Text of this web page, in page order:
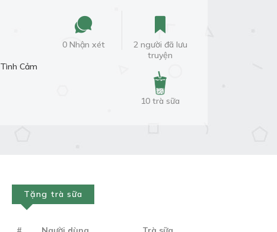
Tình Cảm
0 Nhận xét
2 người đã lưu
truyện
10 trà sữa
Tặng trà sữa